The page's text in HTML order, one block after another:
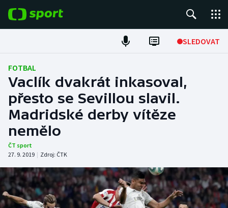
SLEDOVAT
Fotbal
Hokej
Tenis
Atletika
DALŠÍ SPORTY
FOTBAL
Vaclík dvakrát inkasoval,
přesto se Sevillou slavil.
Madridské derby vítěze
nemělo
ČT sport
27. 9. 2019 | Zdroj: ČTK